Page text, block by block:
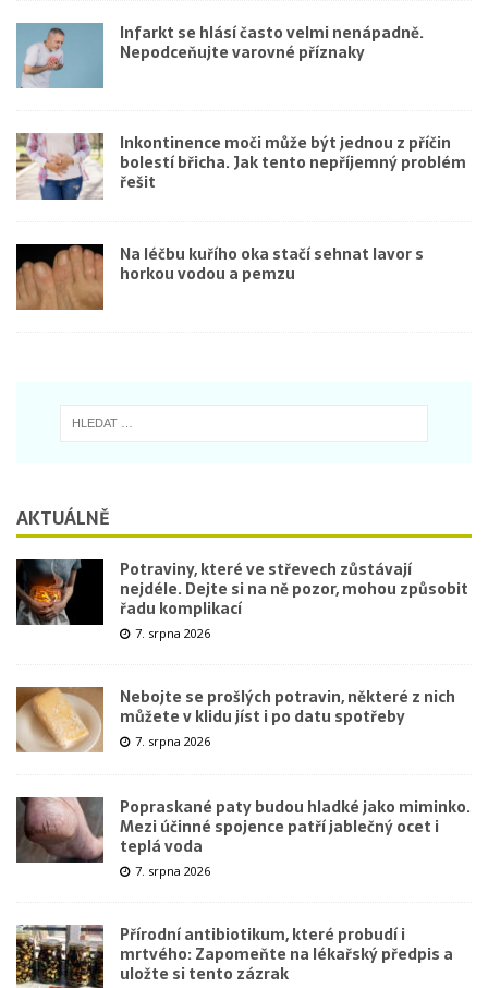
Infarkt se hlásí často velmi nenápadně.
Nepodceňujte varovné příznaky
Inkontinence moči může být jednou z příčin
bolestí břicha. Jak tento nepříjemný problém
řešit
Na léčbu kuřího oka stačí sehnat lavor s
horkou vodou a pemzu
AKTUÁLNĚ
Potraviny, které ve střevech zůstávají
nejdéle. Dejte si na ně pozor, mohou způsobit
řadu komplikací
7. srpna 2026
Nebojte se prošlých potravin, některé z nich
můžete v klidu jíst i po datu spotřeby
7. srpna 2026
Popraskané paty budou hladké jako miminko.
Mezi účinné spojence patří jablečný ocet i
teplá voda
7. srpna 2026
Přírodní antibiotikum, které probudí i
mrtvého: Zapomeňte na lékařský předpis a
uložte si tento zázrak